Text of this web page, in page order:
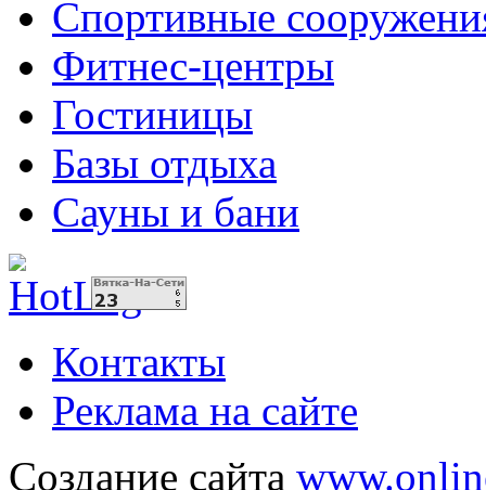
Спортивные
Фитнес-центры
Гостиницы
Базы отдыха
Сауны и бани
Контакты
Реклама на сайте
Создание сайта